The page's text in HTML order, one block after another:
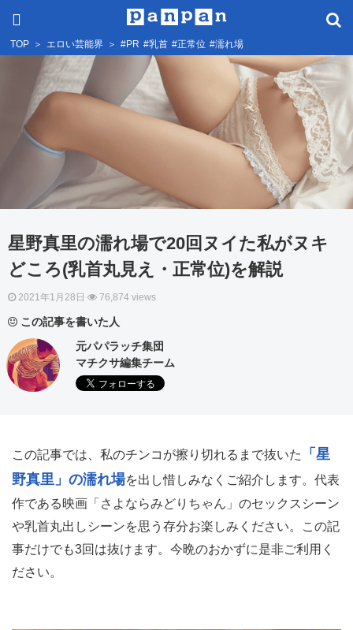
TOP ＞ エロい芸能界 ＞ #PR #乳首 #正常位 #濡れ場
星野真里の濡れ場で20回ヌイた私がヌキ
どころ(乳首丸見え・正常位)を解説
2021年1月28日 76,874 views
この記事を書いた人
元パパラッチ集団
マチクサ編集チーム
この記事では、私のチンコが擦り切れるまで抜いた
「星
野真里」の濡れ場を出し惜しみなくご紹介します。代表
作である映画「さよならみどりちゃん」のセックスシーン
や乳首丸出しシーンを思う存分お楽しみください。この記
事だけでも3回は抜けます。今晩のおかずに是非ご利用く
ださい。